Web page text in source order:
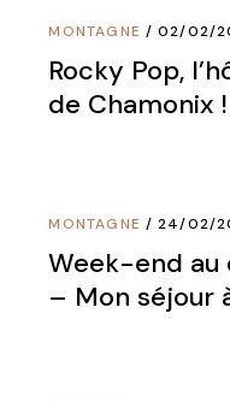
MONTAGNE 02/02/
Rocky Pop,
de Chamonix !
MONTAGNE 24/02/
Week-end
– Mon séjour